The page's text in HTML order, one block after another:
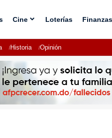
Cine Loterías Finanzas
Historia Opinión